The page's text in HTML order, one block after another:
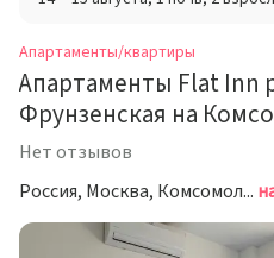
Комсомольском
проспекте,
Москва,
Россия
Апартаменты/квартиры
Апартаменты Flat Inn
Фрунзенская на
Нет отзывов
Россия, Москва, Комсомольский проспект, 40